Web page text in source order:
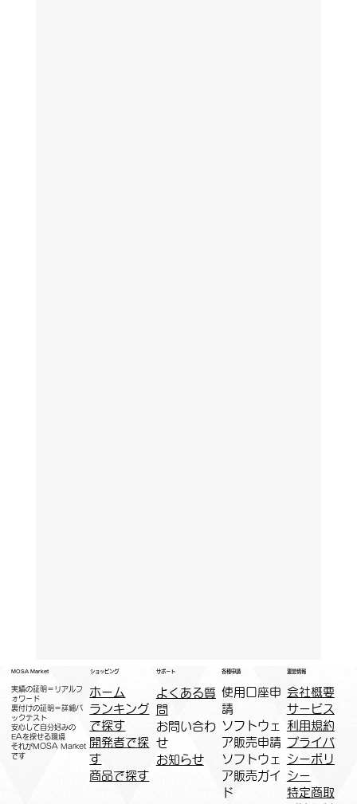
MOSA Market
実績の証明＝リアルフ
ォワード
裏付けの証明＝詳細バ
ックテスト
安心して自分好みの
EAを探せる環境
​それがMOSA Market
です
ショッピング
ホーム
ランキング
で探す
開発者で探
す
商品で探す
サポート
よくある質
問
お問い合わ
せ
お知らせ
各種申請
​使用口座申
請
ソフトウェ
ア販売申請
ソフトウェ
ア販売ガイ
ド
運営情報
会社概要
サービス
利用規約
プライバ
シーポリ
シー
特定商取